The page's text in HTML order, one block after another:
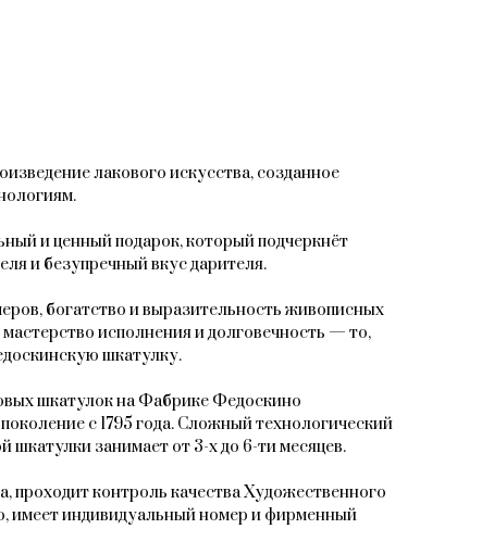
лакового искусства, созданное
и ценный подарок, который подчеркнёт
и безупречный вкус дарителя.
богатство и выразительность живописных
исполнения и долговечность — то,
шкатулку.
шкатулок на Фабрике Федоскино
с 1795 года. Сложный технологический
шкатулки занимает от 3-х до 6-ти месяцев.
проходит контроль качества Художественного
имеет индивидуальный номер и фирменный